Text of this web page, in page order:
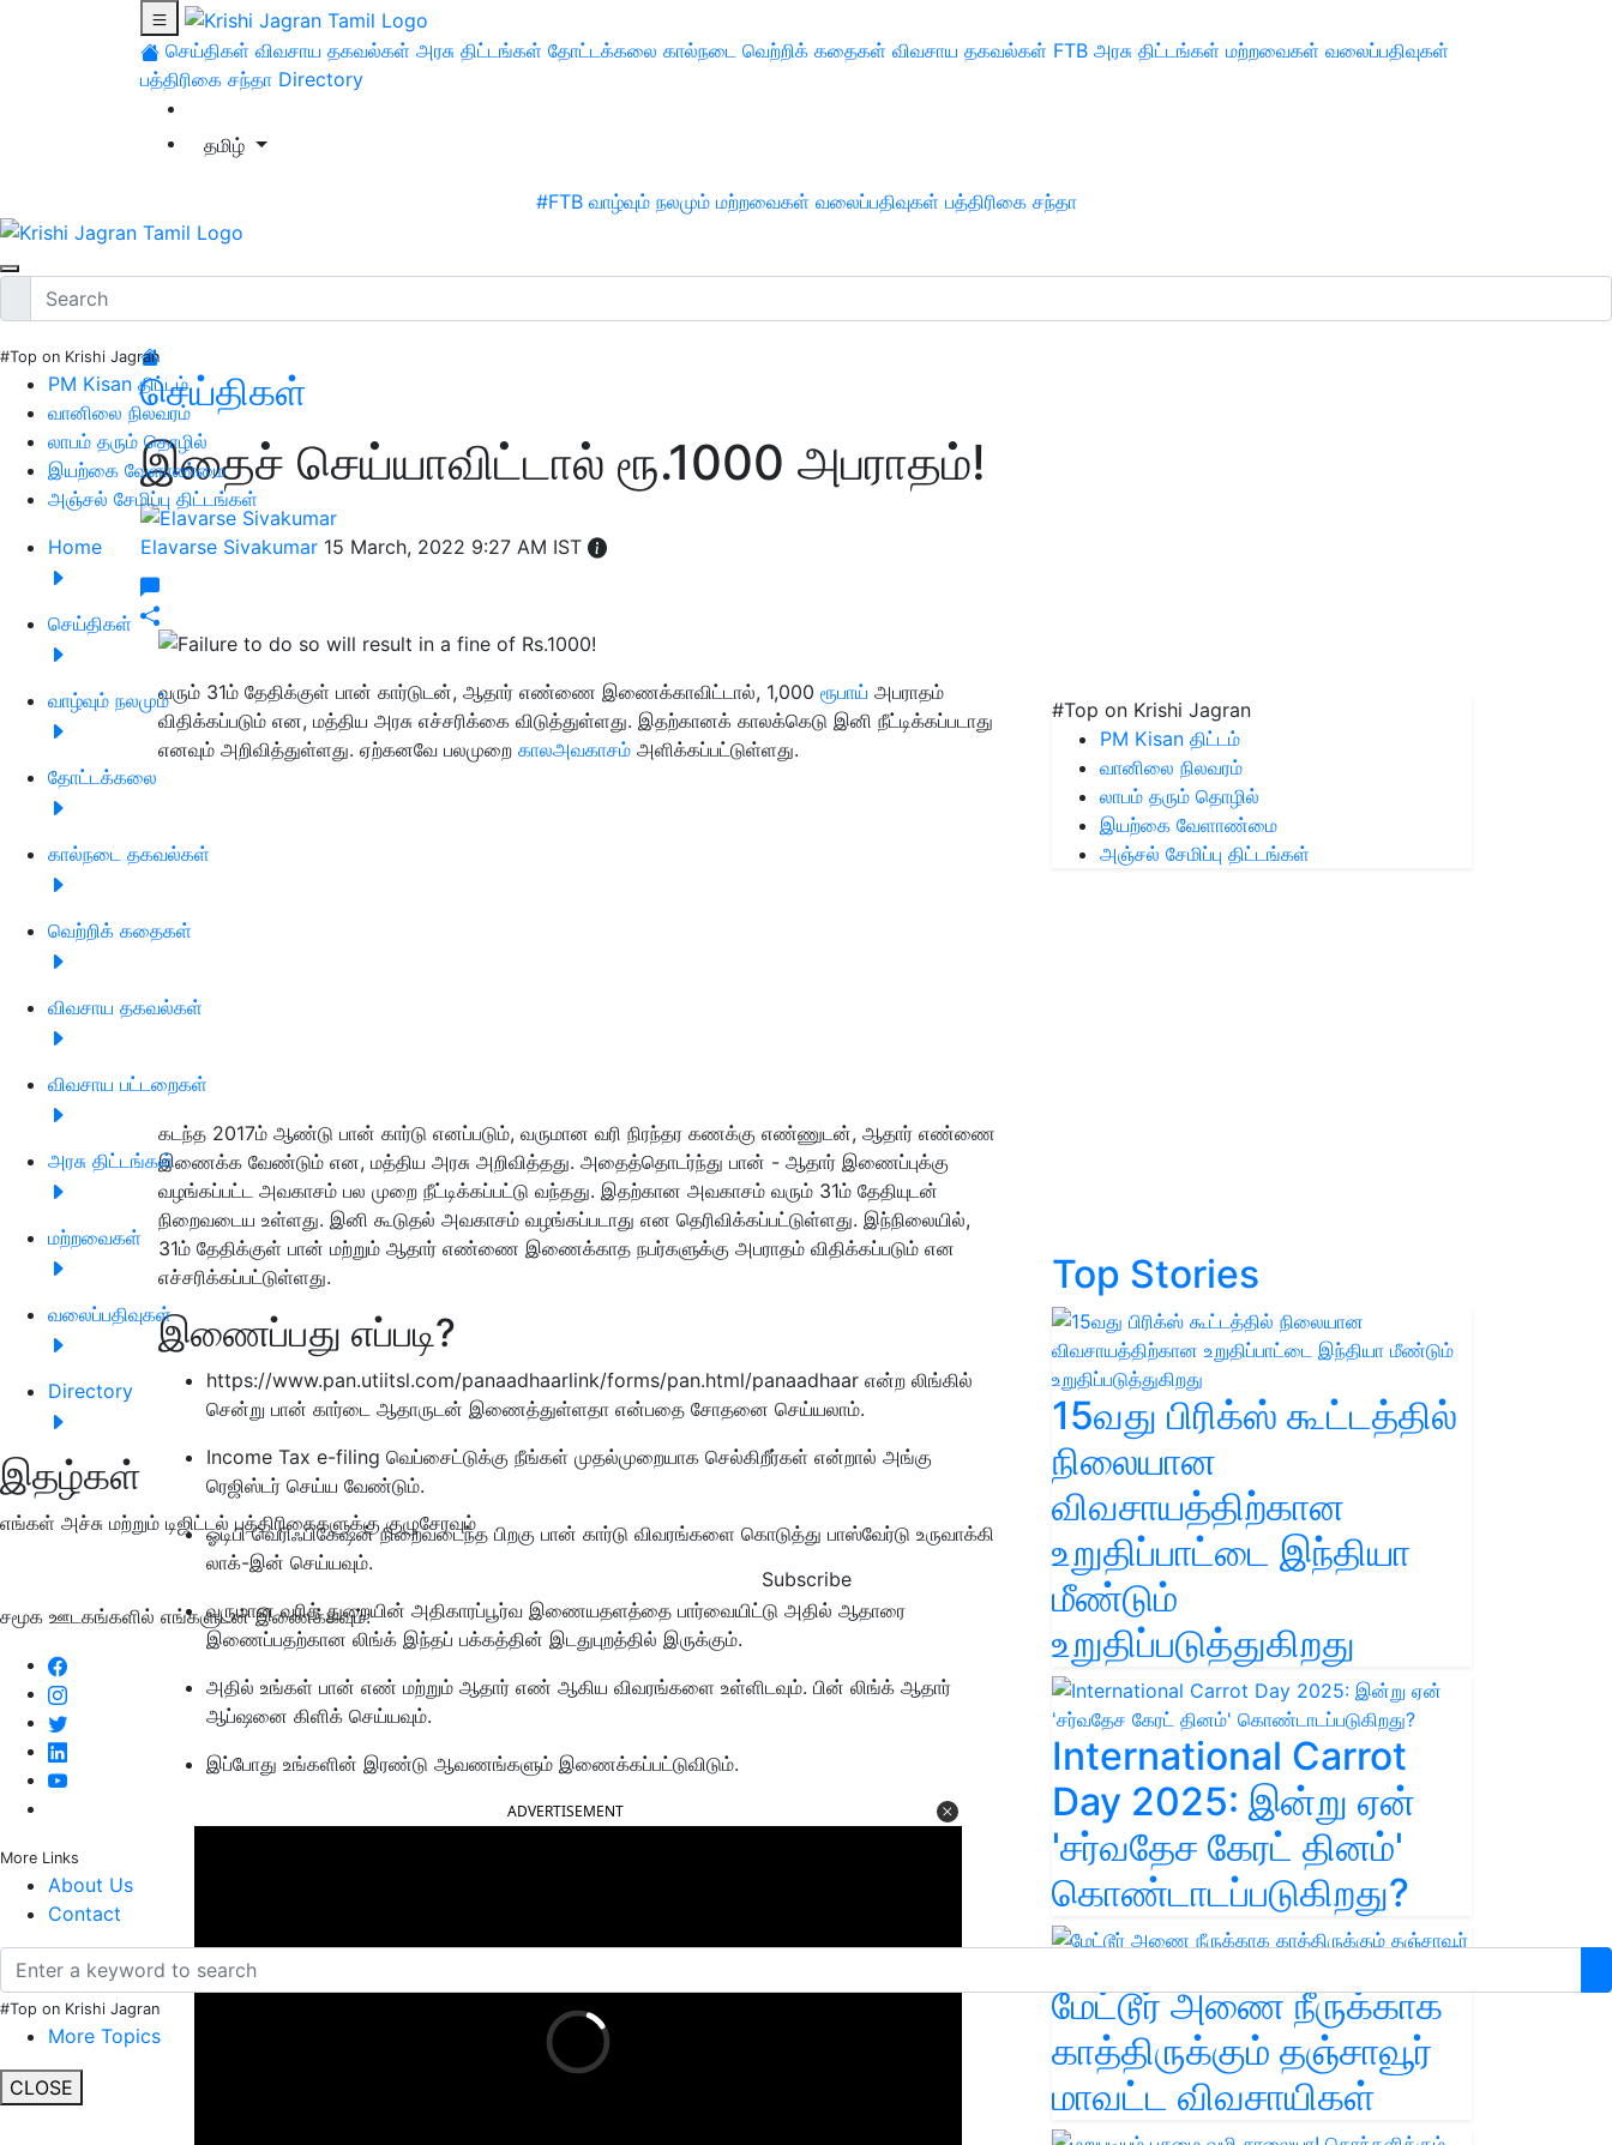
செய்திகள் விவசாய தகவல்கள் அரசு திட்டங்கள் தோட்டக்கலை கால்நடை வெற்றிக் கதைகள் விவசாய தகவல்கள் FTB அரசு திட்டங்கள் மற்றவைகள் வலைப்பதிவுகள்
பத்திரிகை சந்தா Directory
தமிழ்
#FTB வாழ்வும் நலமும் மற்றவைகள் வலைப்பதிவுகள் பத்திரிகை சந்தா
#Top on Krishi Jagran
PM Kisan திட்டம்
வானிலை நிலவரம்
லாபம் தரும் தொழில்
இயற்கை வேளாண்மை
அஞ்சல் சேமிப்பு திட்டங்கள்
Home
செய்திகள்
வாழ்வும் நலமும்
தோட்டக்கலை
கால்நடை தகவல்கள்
வெற்றிக் கதைகள்
விவசாய தகவல்கள்
விவசாய பட்டறைகள்
அரசு திட்டங்கள்
மற்றவைகள்
வலைப்பதிவுகள்
Directory
இதழ்கள்
எங்கள் அச்சு மற்றும் டிஜிட்டல் பத்திரிகைகளுக்கு குழுசேரவும்
Subscribe
சமூக ஊடகங்களில் எங்களுடன் இணைக்கவும்:
More Links
About Us
Contact
#Top on Krishi Jagran
More Topics
CLOSE
செய்திகள்
இதைச் செய்யாவிட்டால் ரூ.1000 அபராதம்!
Elavarse Sivakumar 15 March, 2022 9:27 AM IST
வரும் 31ம் தேதிக்குள் பான் கார்டுடன், ஆதார் எண்ணை இணைக்காவிட்டால், 1,000 ரூபாய் அபராதம்
விதிக்கப்படும் என, மத்திய அரசு எச்சரிக்கை விடுத்துள்ளது. இதற்கானக் காலக்கெடு இனி நீட்டிக்கப்படாது
எனவும் அறிவித்துள்ளது. ஏற்கனவே பலமுறை காலஅவகாசம் அளிக்கப்பட்டுள்ளது.
கடந்த 2017ம் ஆண்டு பான் கார்டு எனப்படும், வருமான வரி நிரந்தர கணக்கு எண்ணுடன், ஆதார் எண்ணை
இணைக்க வேண்டும் என, மத்திய அரசு அறிவித்தது. அதைத்தொடர்ந்து பான் - ஆதார் இணைப்புக்கு
வழங்கப்பட்ட அவகாசம் பல முறை நீட்டிக்கப்பட்டு வந்தது. இதற்கான அவகாசம் வரும் 31ம் தேதியுடன்
நிறைவடைய உள்ளது. இனி கூடுதல் அவகாசம் வழங்கப்படாது என தெரிவிக்கப்பட்டுள்ளது. இந்நிலையில்,
31ம் தேதிக்குள் பான் மற்றும் ஆதார் எண்ணை இணைக்காத நபர்களுக்கு அபராதம் விதிக்கப்படும் என
எச்சரிக்கப்பட்டுள்ளது.
இணைப்பது எப்படி?
https://www.pan.utiitsl.com/panaadhaarlink/forms/pan.html/panaadhaar என்ற லிங்கில்
சென்று பான் கார்டை ஆதாருடன் இணைத்துள்ளதா என்பதை சோதனை செய்யலாம்.
Income Tax e-filing வெப்சைட்டுக்கு நீங்கள் முதல்முறையாக செல்கிறீர்கள் என்றால் அங்கு
ரெஜிஸ்டர் செய்ய வேண்டும்.
ஓடிபி வெரிஃபிகேஷன் நிறைவடைந்த பிறகு பான் கார்டு விவரங்களை கொடுத்து பாஸ்வேர்டு உருவாக்கி
லாக்-இன் செய்யவும்.
வருமான வரித் துறையின் அதிகாரப்பூர்வ இணையதளத்தை பார்வையிட்டு அதில் ஆதாரை
இணைப்பதற்கான லிங்க் இந்தப் பக்கத்தின் இடதுபுறத்தில் இருக்கும்.
அதில் உங்கள் பான் எண் மற்றும் ஆதார் எண் ஆகிய விவரங்களை உள்ளிடவும். பின் லிங்க் ஆதார்
ஆப்ஷனை கிளிக் செய்யவும்.
இப்போது உங்களின் இரண்டு ஆவணங்களும் இணைக்கப்பட்டுவிடும்.
ADVERTISEMENT
#Top on Krishi Jagran
PM Kisan திட்டம்
வானிலை நிலவரம்
லாபம் தரும் தொழில்
இயற்கை வேளாண்மை
அஞ்சல் சேமிப்பு திட்டங்கள்
Top Stories
15வது பிரிக்ஸ் கூட்டத்தில்
நிலையான
விவசாயத்திற்கான
உறுதிப்பாட்டை இந்தியா
மீண்டும்
உறுதிப்படுத்துகிறது
International Carrot
Day 2025: இன்று ஏன்
'சர்வதேச கேரட் தினம்'
கொண்டாடப்படுகிறது?
மேட்டூர் அணை நீருக்காக
காத்திருக்கும் தஞ்சாவூர்
மாவட்ட விவசாயிகள்